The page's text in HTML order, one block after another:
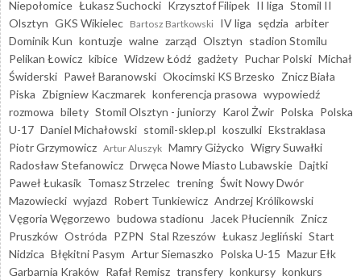
Niepołomice Łukasz Suchocki Krzysztof Filipek II liga Stomil II
Olsztyn GKS Wikielec Bartosz Bartkowski IV liga sędzia arbiter
Dominik Kun kontuzje walne zarząd Olsztyn stadion Stomilu
Pelikan Łowicz kibice Widzew Łódź gadżety Puchar Polski Michał
Świderski Paweł Baranowski Okocimski KS Brzesko Znicz Biała
Piska Zbigniew Kaczmarek konferencja prasowa wypowiedź
rozmowa bilety Stomil Olsztyn - juniorzy Karol Żwir Polska Polska
U-17 Daniel Michałowski stomil-sklep.pl koszulki Ekstraklasa
Piotr Grzymowicz Artur Aluszyk Mamry Giżycko Wigry Suwałki
Radosław Stefanowicz Drwęca Nowe Miasto Lubawskie Dajtki
Paweł Łukasik Tomasz Strzelec trening Świt Nowy Dwór
Mazowiecki wyjazd Robert Tunkiewicz Andrzej Królikowski
Vęgoria Węgorzewo budowa stadionu Jacek Płuciennik Znicz
Pruszków Ostróda PZPN Stal Rzeszów Łukasz Jegliński Start
Nidzica Błękitni Pasym Artur Siemaszko Polska U-15 Mazur Ełk
Garbarnia Kraków Rafał Remisz transfery konkursy konkurs